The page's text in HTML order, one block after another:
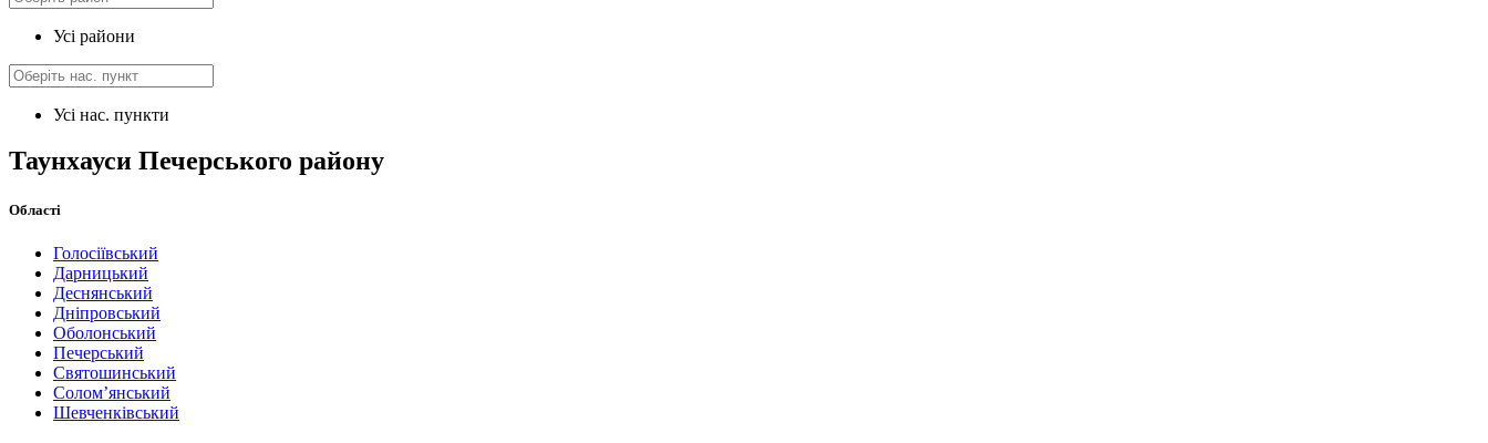
Усі райони
Усі нас. пункти
Таунхауси Печерського району
Області
Голосіївський
Дарницький
Деснянський
Дніпровський
Оболонський
Печерський
Святошинський
Солом’янський
Шевченківський